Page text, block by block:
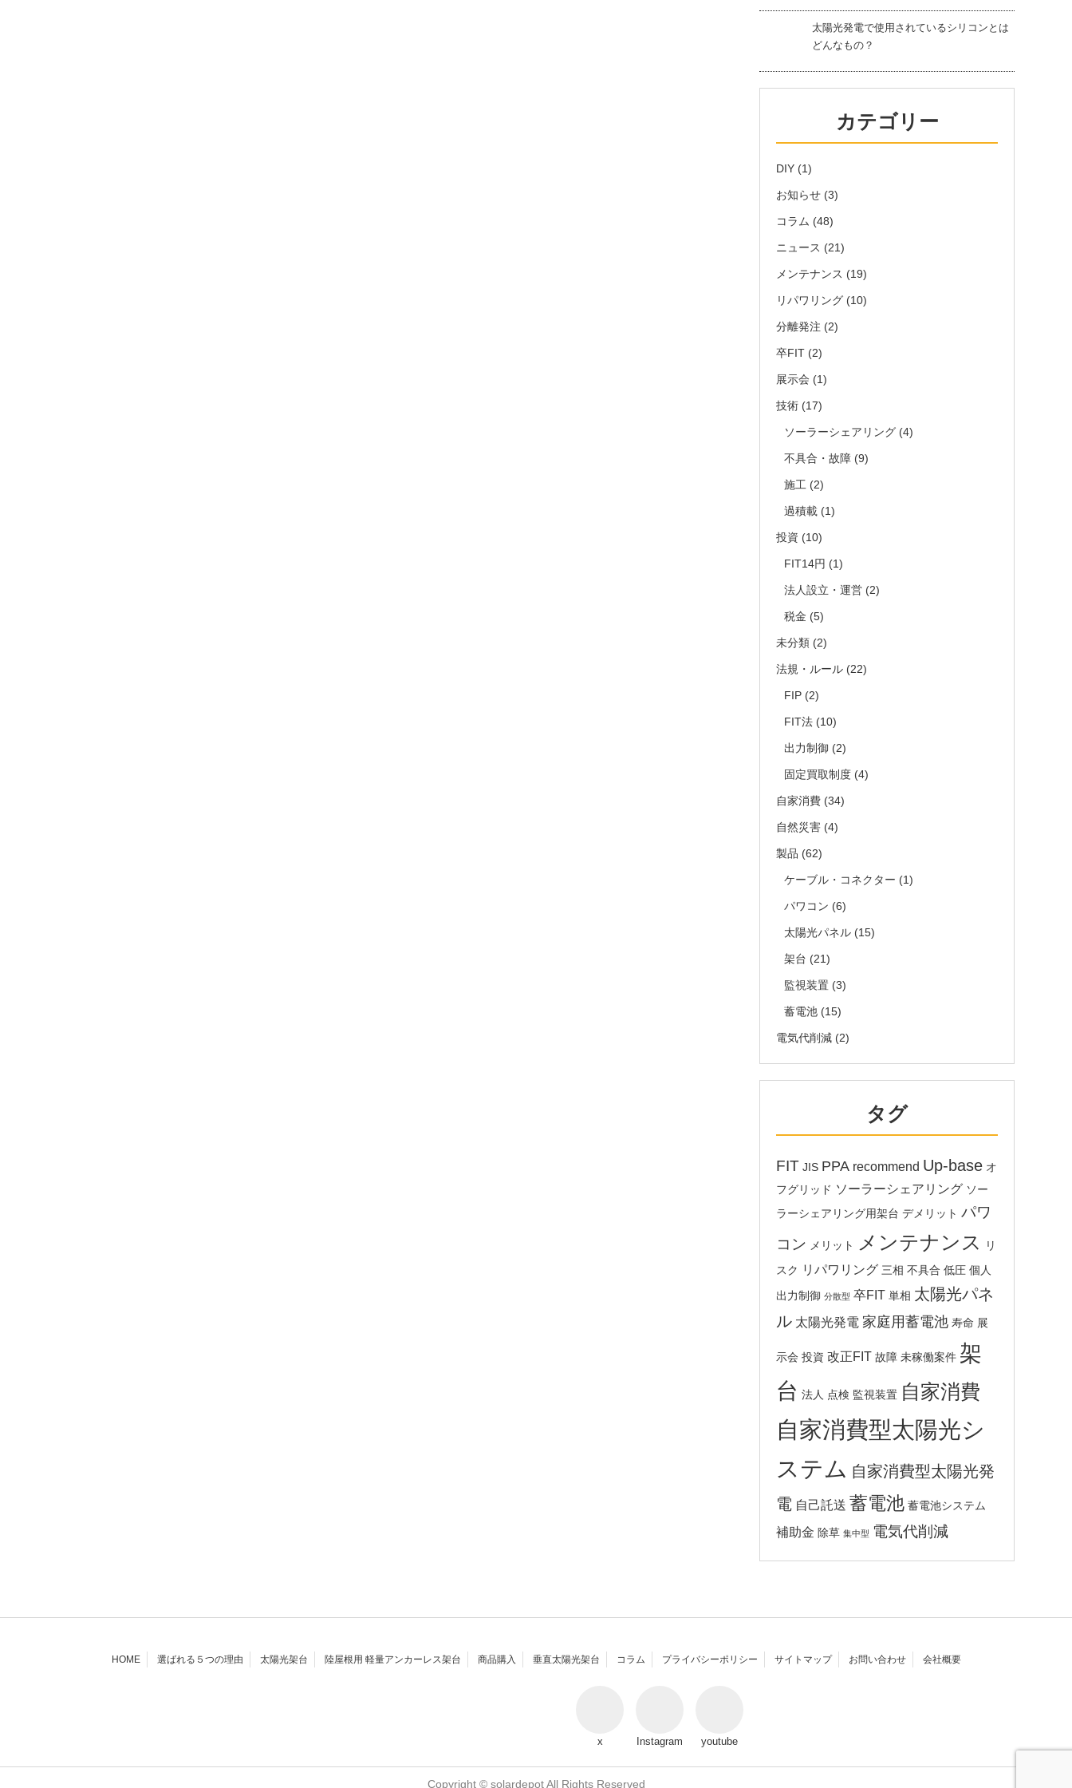
太陽光発電で使用されているシリコンとは
どんなもの？
カテゴリー
DIY (1)
お知らせ (3)
コラム (48)
ニュース (21)
メンテナンス (19)
リパワリング (10)
分離発注 (2)
卒FIT (2)
展示会 (1)
技術 (17)
ソーラーシェアリング (4)
不具合・故障 (9)
施工 (2)
過積載 (1)
投資 (10)
FIT14円 (1)
法人設立・運営 (2)
税金 (5)
未分類 (2)
法規・ルール (22)
FIP (2)
FIT法 (10)
出力制御 (2)
固定買取制度 (4)
自家消費 (34)
自然災害 (4)
製品 (62)
ケーブル・コネクター (1)
パワコン (6)
太陽光パネル (15)
架台 (21)
監視装置 (3)
蓄電池 (15)
電気代削減 (2)
タグ
FIT JIS PPA recommend Up-base オ
フグリッド ソーラーシェアリング ソー
ラーシェアリング用架台 デメリット パワ
コン メリット メンテナンス リ
スク リパワリング 三相 不具合 低圧 個人
出力制御 分散型 卒FIT 単相 太陽光パネ
ル 太陽光発電 家庭用蓄電池 寿命 展
示会 投資 改正FIT 故障 未稼働案件 架
台 法人 点検 監視装置 自家消費
自家消費型太陽光シ
ステム 自家消費型太陽光発
電 自己託送 蓄電池 蓄電池システム
補助金 除草 集中型 電気代削減
HOME 選ばれる５つの理由 太陽光架台 陸屋根用 軽量アンカーレス架台 商品購入 垂直太陽光架台 コラム プライバシーポリシー サイトマップ お問い合わせ 会社概要
x Instagram youtube
Copyright © solardepot All Rights Reserved